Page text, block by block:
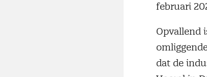
februari
Opvallend
dat de